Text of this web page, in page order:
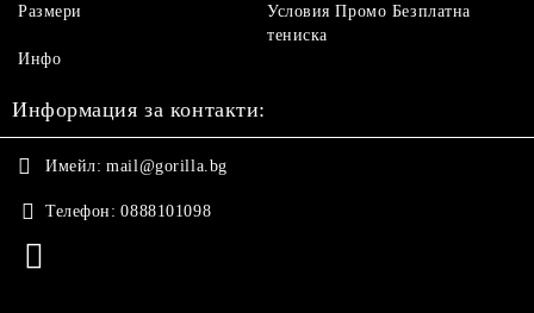
Размери
Инфо
Условия Промо Безплатна
тениска
Информация за контакти:
Имейл: mail@gorilla.bg
Телефон: 0888101098